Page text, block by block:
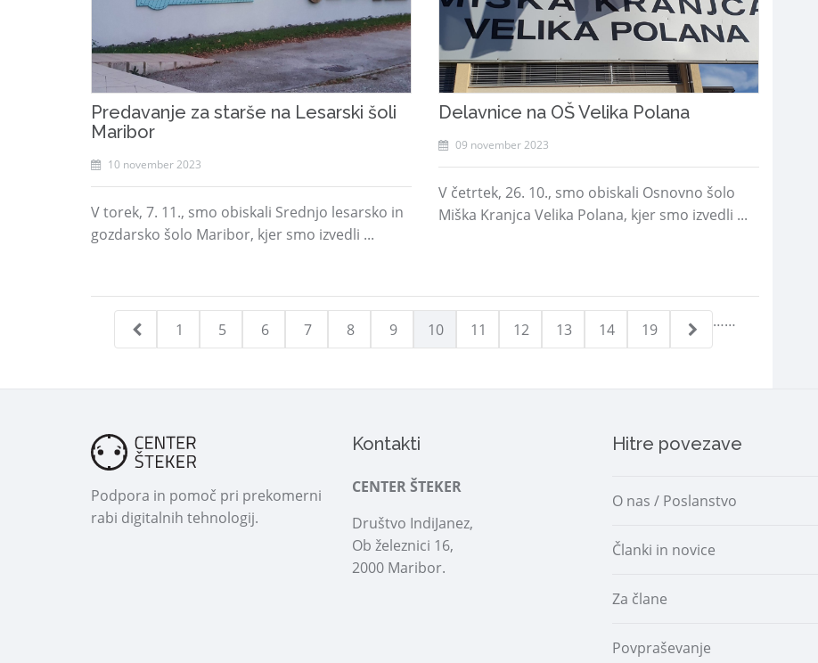
Predavanje za starše na Lesarski šoli
Maribor
10 november 2023
V torek, 7. 11., smo obiskali Srednjo lesarsko in
gozdarsko šolo Maribor, kjer smo izvedli ...
Delavnice na OŠ Velika Polana
09 november 2023
V četrtek, 26. 10., smo obiskali Osnovno šolo
Miška Kranjca Velika Polana, kjer smo izvedli ...
1 …
5 6 7 8 9 10 11 12 13 14 …
19
Podpora in pomoč pri prekomerni
rabi digitalnih tehnologij.
Kontakti
CENTER ŠTEKER
Društvo IndiJanez,
Ob železnici 16,
2000 Maribor.
Hitre povezave
O nas / Poslanstvo
Članki in novice
Za člane
Povpraševanje